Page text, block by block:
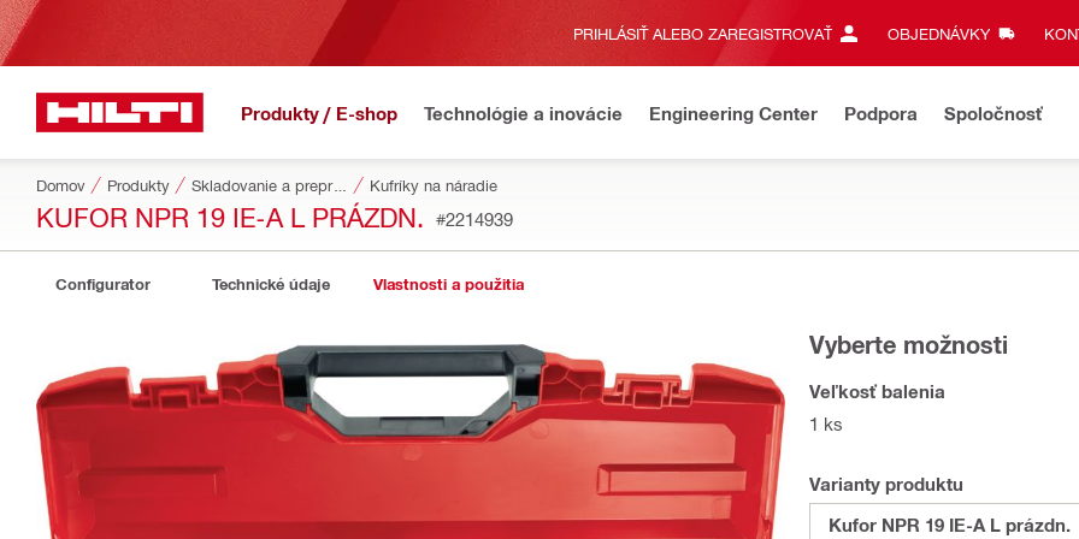
PRIHLÁSIŤ ALEBO ZAREGISTROVAŤ OBJEDNÁVKY
Produkty / E-shop Technológie a inovácie Engineering Center Podpora Spoločnosť
Domov Produkty Skladovanie a preprava náradia Kufríky na náradie
KUFOR NPR 19 IE-A L PRÁZDN. #2214939
Configurator Technické údaje Vlastnosti a použitia
Vyberte možnosti
Veľkosť balenia
1 ks
Varianty produktu
Kufor NPR 19 IE-A L prázdn.